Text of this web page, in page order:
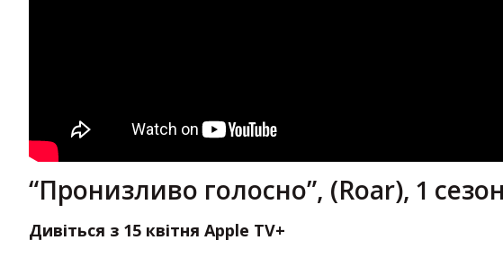
“Пронизливо голосно”, (Roar), 1 сезон
Дивіться з 15 квітня Apple TV+